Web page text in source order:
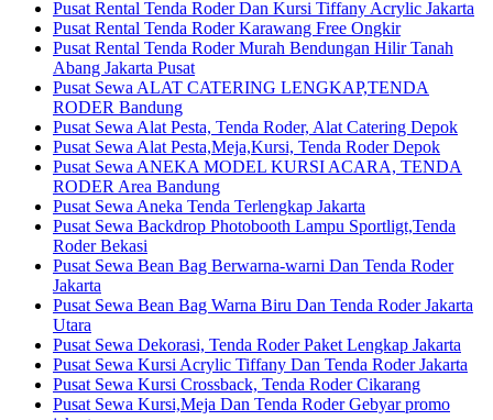
Pusat Rental Tenda Roder Dan Kursi Tiffany Acrylic Jakarta
Pusat Rental Tenda Roder Karawang Free Ongkir
Pusat Rental Tenda Roder Murah Bendungan Hilir Tanah
Abang Jakarta Pusat
Pusat Sewa ALAT CATERING LENGKAP,TENDA
RODER Bandung
Pusat Sewa Alat Pesta, Tenda Roder, Alat Catering Depok
Pusat Sewa Alat Pesta,Meja,Kursi, Tenda Roder Depok
Pusat Sewa ANEKA MODEL KURSI ACARA, TENDA
RODER Area Bandung
Pusat Sewa Aneka Tenda Terlengkap Jakarta
Pusat Sewa Backdrop Photobooth Lampu Sportligt,Tenda
Roder Bekasi
Pusat Sewa Bean Bag Berwarna-warni Dan Tenda Roder
Jakarta
Pusat Sewa Bean Bag Warna Biru Dan Tenda Roder Jakarta
Utara
Pusat Sewa Dekorasi, Tenda Roder Paket Lengkap Jakarta
Pusat Sewa Kursi Acrylic Tiffany Dan Tenda Roder Jakarta
Pusat Sewa Kursi Crossback, Tenda Roder Cikarang
Pusat Sewa Kursi,Meja Dan Tenda Roder Gebyar promo